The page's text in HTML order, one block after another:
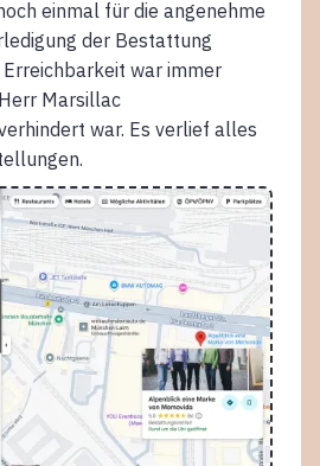
einmal für die angenehme
der Bestattung
Erreichbarkeit war immer
Marsillac
war. Es verlief alles